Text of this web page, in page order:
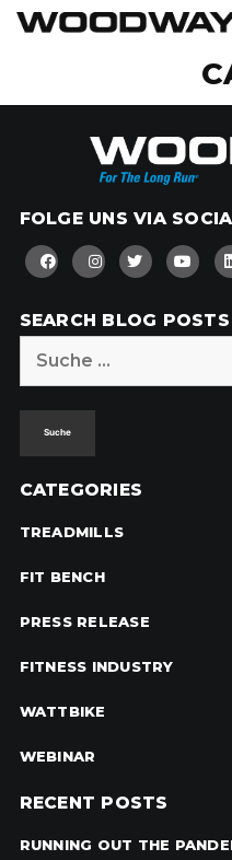
FOLGE UNS VIA
SEARCH BLOG POSTS
CATEGORIES
TREADMILLS
FIT BENCH
PRESS RELEASE
FITNESS INDUSTRY
WATTBIKE
WEBINAR
RECENT POSTS
RUNNING OUT THE